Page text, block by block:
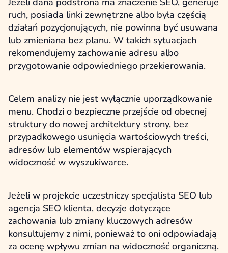
ruch, posiada linki zewnętrzne albo była częścią
działań pozycjonujących, nie powinna być usuwana
lub zmieniana bez planu. W takich sytuacjach
rekomendujemy zachowanie adresu albo
przygotowanie odpowiedniego przekierowania.
Celem analizy nie jest wyłącznie uporządkowanie
menu. Chodzi o bezpieczne przejście od obecnej
struktury do nowej architektury strony, bez
przypadkowego usunięcia wartościowych treści,
adresów lub elementów wspierających
widoczność w wyszukiwarce.
Jeżeli w projekcie uczestniczy specjalista SEO lub
agencja SEO klienta, decyzje dotyczące
zachowania lub zmiany kluczowych adresów
konsultujemy z nimi, ponieważ to oni odpowiadają
za ocenę wpływu zmian na widoczność organiczną.